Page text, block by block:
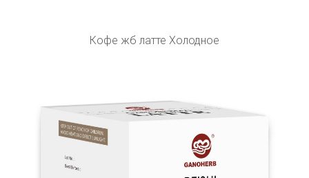
Кофе жб латте Холодное